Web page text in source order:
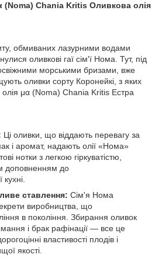
(Noma) Chania Kritis Оливкова олія
обмиваних лазурними водами
оливкові гаї сім'ї Нома. Тут, під
морськими бризами, вже
оливки сорту Коронейкі, з яких
олія μα (Noma) Chania Kritis Естра
Ці оливки, що віддають перевагу за
і аромат, надають олії «Нома»
нотки з легкою гіркуватістю,
доповненням до
ставлення: Сім'я Нома
виробництва, що
в покоління. Збирання оливок
і брак рафінації — все це
властивості плодів і
якості.